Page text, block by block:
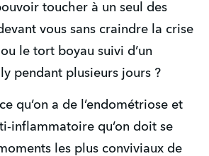
toucher à un seul des
vous sans craindre la crise
le tort boyau suivi d’un
pendant plusieurs jours ?
qu’on a de l’endométriose et
inflammatoire qu’on doit se
les plus conviviaux de